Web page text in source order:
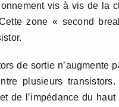
vis à vis de la
zone « second
de sortie n’augmente
plusieurs
de l’impédance du